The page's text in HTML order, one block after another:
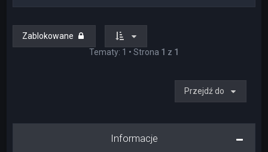
Zablokowane
Tematy: 1 • Strona 1 z 1
Przejdź do
Informacje